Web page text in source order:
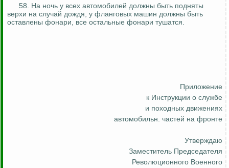
58. На ночь у всех автомобилей должны быть подняты
верхи на случай дождя, у фланговых машин должны быть
оставлены фонари, все остальные фонари тушатся.
Приложение
к Инструкции о службе
и походных движениях
автомобильн. частей на фронте
Утверждаю
Заместитель Председателя
Революционного Военного